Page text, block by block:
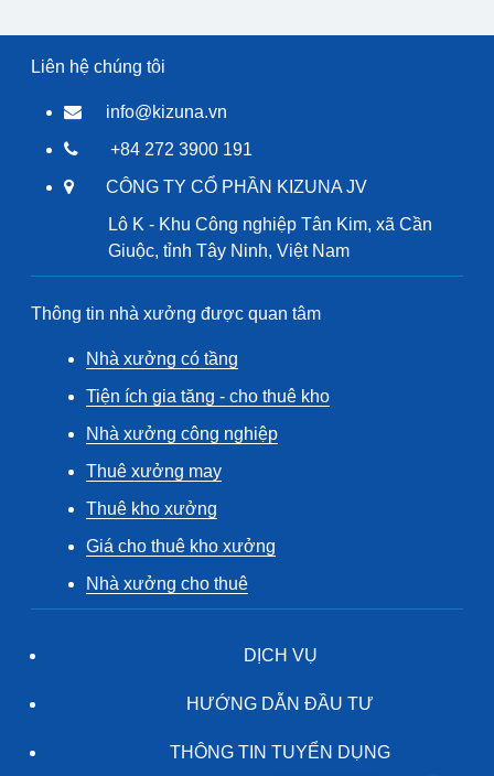
Liên hệ chúng tôi
info@kizuna.vn
+84 272 3900 191
CÔNG TY CỔ PHẦN KIZUNA JV
Lô K - Khu Công nghiệp Tân Kim, xã Cần
Giuộc, tỉnh Tây Ninh, Việt Nam
Thông tin nhà xưởng được quan tâm
Nhà xưởng có tầng
Tiện ích gia tăng - cho thuê kho
Nhà xưởng công nghiệp
Thuê xưởng may
Thuê kho xưởng
Giá cho thuê kho xưởng
Nhà xưởng cho thuê
DỊCH VỤ
HƯỚNG DẪN ĐẦU TƯ
THÔNG TIN TUYỂN DỤNG